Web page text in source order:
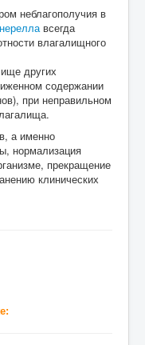
неблагополучия в
всегда
влагалищного
других
содержании
при неправильном
а именно
нормализация
прекращение
клинических